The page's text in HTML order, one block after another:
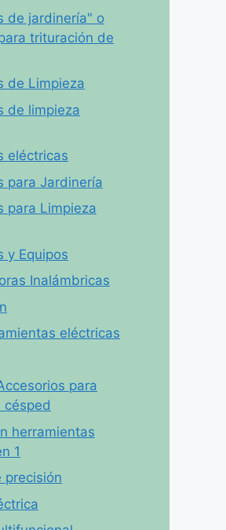
de jardinería" o
trituración de
de Limpieza
de limpieza
eléctricas
para Jardinería
para Limpieza
y Equipos
Inalámbricas
eléctricas
para
herramientas
1
precisión